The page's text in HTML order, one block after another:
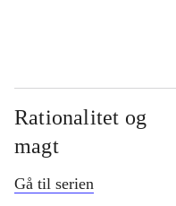
Rationalitet og
magt
Gå til serien